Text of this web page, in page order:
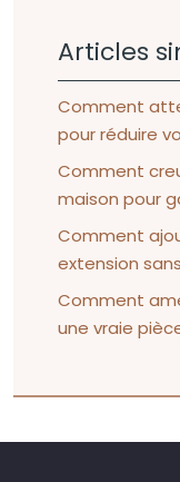
Articles
Comment
pour réduire
Comment
maison pour
Comment
extension
Comment
une vraie